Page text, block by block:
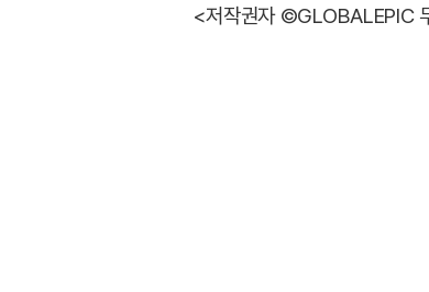
<저작권자 ©GLOBALEPIC